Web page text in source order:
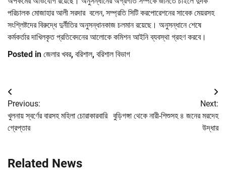
পরিচালক মোজাহার আলী সরদার বলেন, সম্প্রতি সিটি করপোরেশনের সাবেক মেয়রসহ
সংশ্লিষ্টদের বিরুদ্ধে দুর্নীতির অনুসন্ধানকাজ চলমান রয়েছে। অনুসন্ধানে শেষে
কর্মকর্তার দাখিলকৃত প্রতিবেদনের আলোকে কমিশন আইনি ব্যবস্থা গ্রহণ করবে।
Posted in জেলার খবর, বরিশাল, বরিশাল বিভাগ
Post
navigation
Previous:
খুলনায় স্বর্ণের বারসহ মহিলা চোরাকারবারি
গ্রেপ্তার
Next:
বুড়িগঙ্গা থেকে নারী-শিশুসহ ৪ জনের মরদেহ
উদ্ধার
Related News